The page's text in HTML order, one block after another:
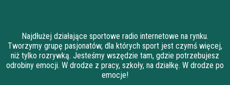
Najdłużej działające sportowe radio internetowe na rynku.
Tworzymy grupę pasjonatów, dla których sport jest czymś więcej,
niż tylko rozrywką. Jesteśmy wszędzie tam, gdzie potrzebujesz
odrobiny emocji. W drodze z pracy, szkoły, na działkę. W drodze po
emocje!